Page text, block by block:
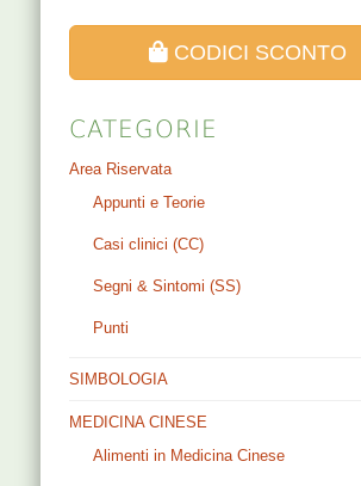
CODICI SCONTO
CATEGORIE
Area Riservata
Appunti e Teorie
Casi clinici (CC)
Segni & Sintomi (SS)
Punti
SIMBOLOGIA
MEDICINA CINESE
Alimenti in Medicina Cinese